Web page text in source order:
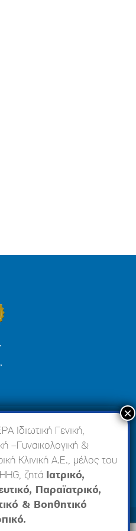
Ιδιωτική Γενική,
–Γυναικολογική &
Κλινική Α.Ε., μέλος του
ζητά Ιατρικό,
Παραϊατρικό,
& Βοηθητικό
προσφέρουμε